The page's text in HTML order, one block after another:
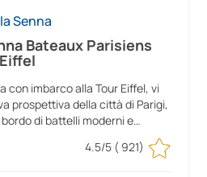
Senna
Bateaux Parisiens
con imbarco alla Tour Eiffel, vi
prospettiva della città di Parigi,
di battelli moderni e
in italiano. La
dura 1 ora e
4.5/5 ( 921)